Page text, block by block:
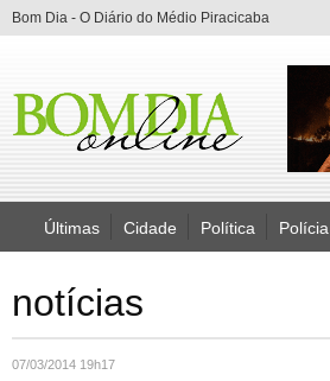
Bom Dia - O Diário do Médio Piracicaba
Últimas Cidade Política Polícia
notícias
07/03/2014 19h17